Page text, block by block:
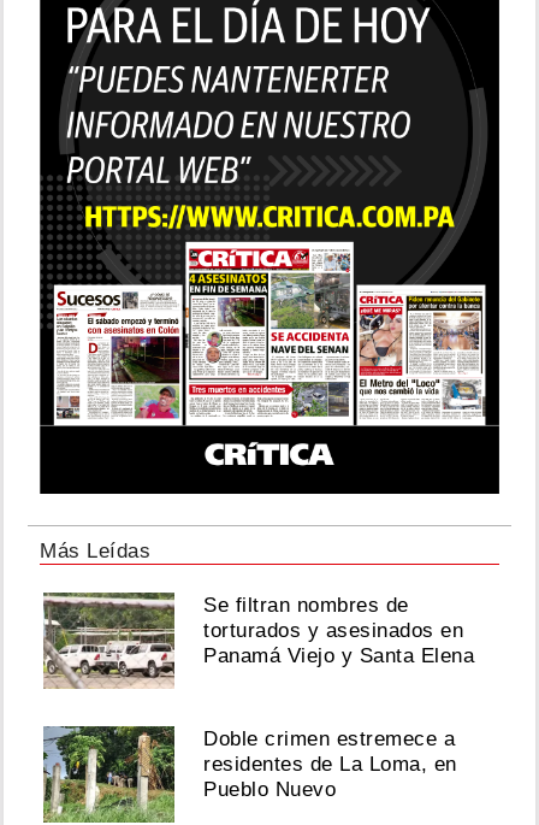
Más Leídas
Se filtran nombres de
torturados y asesinados en
Panamá Viejo y Santa Elena
Doble crimen estremece a
residentes de La Loma, en
Pueblo Nuevo